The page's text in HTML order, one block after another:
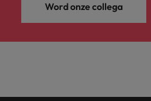
Word onze collega